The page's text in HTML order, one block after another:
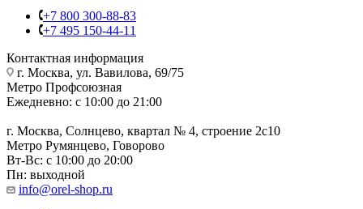
+7 800 300-88-83
+7 495 150-44-11
Контактная информация
г. Москва, ул. Вавилова, 69/75
Метро Профсоюзная
Ежедневно: с 10:00 до 21:00
г. Москва, Солнцево, квартал № 4, строение 2с10
Метро Румянцево, Говорово
Вт-Вс: с 10:00 до 20:00
Пн: выходной
info@orel-shop.ru